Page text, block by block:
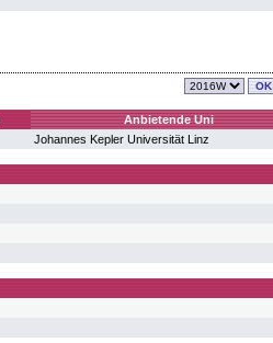
Anbietende Uni
Johannes Kepler Universität Linz